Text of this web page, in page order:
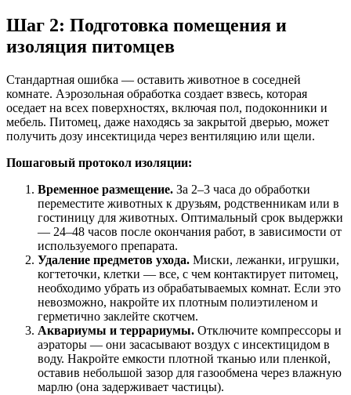
Шаг 2: Подготовка помещения и
изоляция питомцев
Стандартная ошибка — оставить животное в соседней
комнате. Аэрозольная обработка создает взвесь, которая
оседает на всех поверхностях, включая пол, подоконники и
мебель. Питомец, даже находясь за закрытой дверью, может
получить дозу инсектицида через вентиляцию или щели.
Пошаговый протокол изоляции:
Временное размещение. За 2–3 часа до обработки
переместите животных к друзьям, родственникам или в
гостиницу для животных. Оптимальный срок выдержки
— 24–48 часов после окончания работ, в зависимости от
используемого препарата.
Удаление предметов ухода. Миски, лежанки, игрушки,
когтеточки, клетки — все, с чем контактирует питомец,
необходимо убрать из обрабатываемых комнат. Если это
невозможно, накройте их плотным полиэтиленом и
герметично заклейте скотчем.
Аквариумы и террариумы. Отключите компрессоры и
аэраторы — они засасывают воздух с инсектицидом в
воду. Накройте емкости плотной тканью или пленкой,
оставив небольшой зазор для газообмена через влажную
марлю (она задерживает частицы).